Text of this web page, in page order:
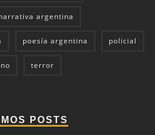
argentina
poesía argentina policial
terror
POSTS